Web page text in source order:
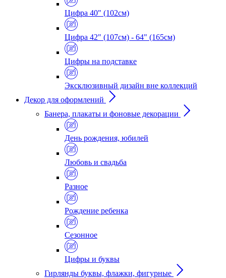
Цифра 40" (102см)
Цифра 42" (107см) - 64" (165см)
Цифры на подставке
Эксклюзивный дизайн вне коллекций
Декор для оформлений
Банера, плакаты и фоновые декорации
День рождения, юбилей
Любовь и свадьба
Разное
Рождение ребенка
Сезонное
Цифры и буквы
Гирлянды буквы, флажки, фигурные